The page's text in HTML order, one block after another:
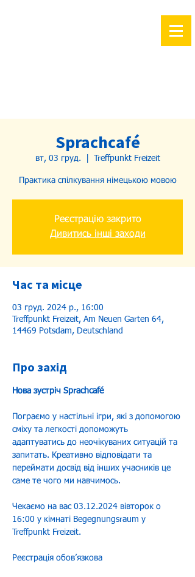
Sprachcafé
вт, 03 груд. Treffpunkt Freizeit
Практика спілкування німецькою мовою
Реєстрацію закрито
Дивитись інші заходи
Час та місце
03 груд. 2024 р., 16:00
Treffpunkt Freizeit, Am Neuen Garten 64,
14469 Potsdam, Deutschland
Про захід
Нова зустріч Sprachcafé
Пограємо у настільні ігри, які з допомогою
сміху та легкості допоможуть
адаптуватись до неочікуваних ситуацій та
запитать. Креативно відповідати та
переймати досвід від інших учасників це
саме те чого ми навчимось.
Чекаємо на вас 03.12.2024 вівторок о
16:00 у кімнаті Begegnungsraum у
Treffpunkt Freizeit.
Реєстрація обовʼязкова